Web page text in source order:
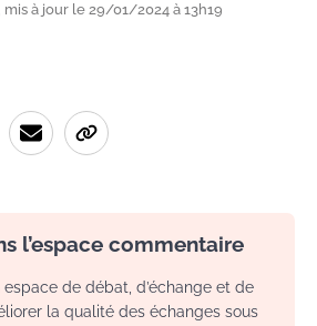
à jour le 29/01/2024 à 13h19
l’espace commentaire
espace de débat, d’échange et de
la qualité des échanges sous